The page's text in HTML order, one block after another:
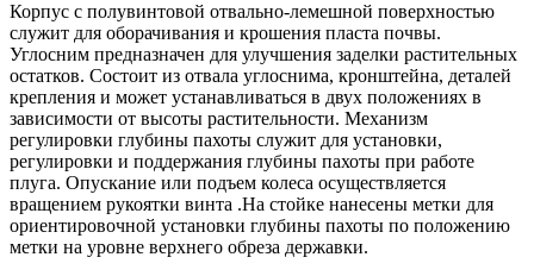
Корпус с полувинтовой отвально-лемешной поверхностью
служит для оборачивания и крошения пласта почвы.
Углосним предназначен для улучшения заделки растительных
остатков. Состоит из отвала углоснима, кронштейна, деталей
крепления и может устанавливаться в двух положениях в
зависимости от высоты растительности. Механизм
регулировки глубины пахоты служит для установки,
регулировки и поддержания глубины пахоты при работе
плуга. Опускание или подъем колеса осуществляется
вращением рукоятки винта .На стойке нанесены метки для
ориенти­ровочной установки глубины пахоты по положению
метки на уровне верхнего обреза державки.